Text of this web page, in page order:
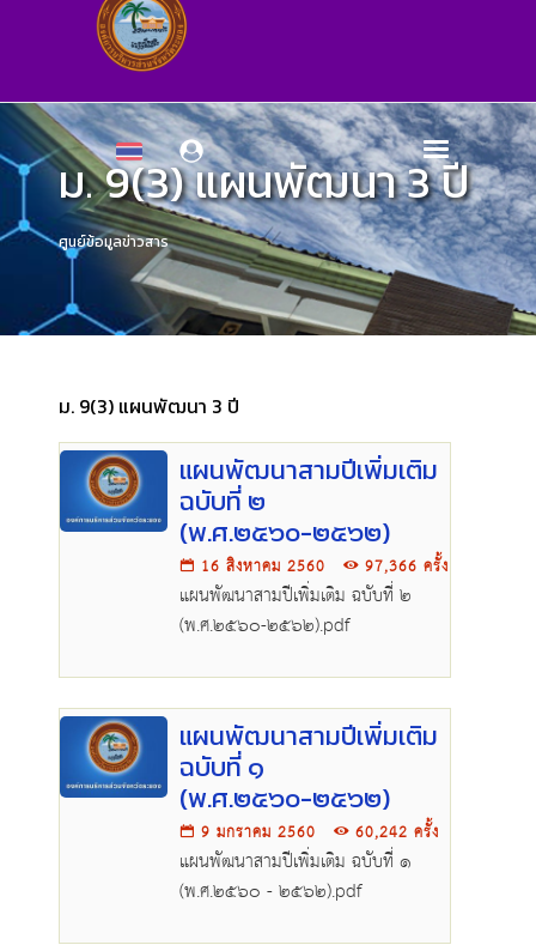
ม. 9(3) แผนพัฒนา 3 ปี
ศูนย์ข้อมูลข่าวสาร
ม. 9(3) แผนพัฒนา 3 ปี
แผนพัฒนาสามปีเพิ่มเติม
ฉบับที่ ๒
(พ.ศ.๒๕๖๐-๒๕๖๒)
16 สิงหาคม 2560 97,366 ครั้ง
แผนพัฒนาสามปีเพิ่มเติม ฉบับที่ ๒
(พ.ศ.๒๕๖๐-๒๕๖๒).pdf
แผนพัฒนาสามปีเพิ่มเติม
ฉบับที่ ๑
(พ.ศ.๒๕๖๐-๒๕๖๒)
9 มกราคม 2560 60,242 ครั้ง
แผนพัฒนาสามปีเพิ่มเติม ฉบับที่ ๑
(พ.ศ.๒๕๖๐ - ๒๕๖๒).pdf